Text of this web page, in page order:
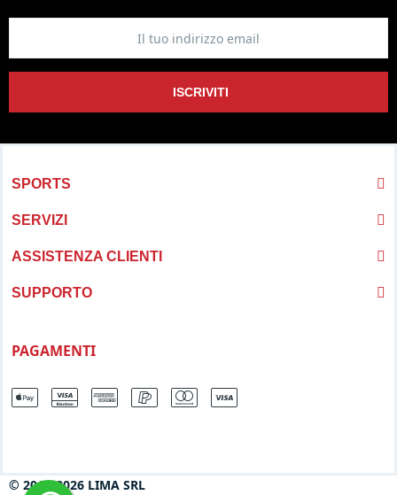
ISCRIVITI
SPORTS
SERVIZI
ASSISTENZA CLIENTI
SUPPORTO
PAGAMENTI
© 2013-2026 LIMA SRL